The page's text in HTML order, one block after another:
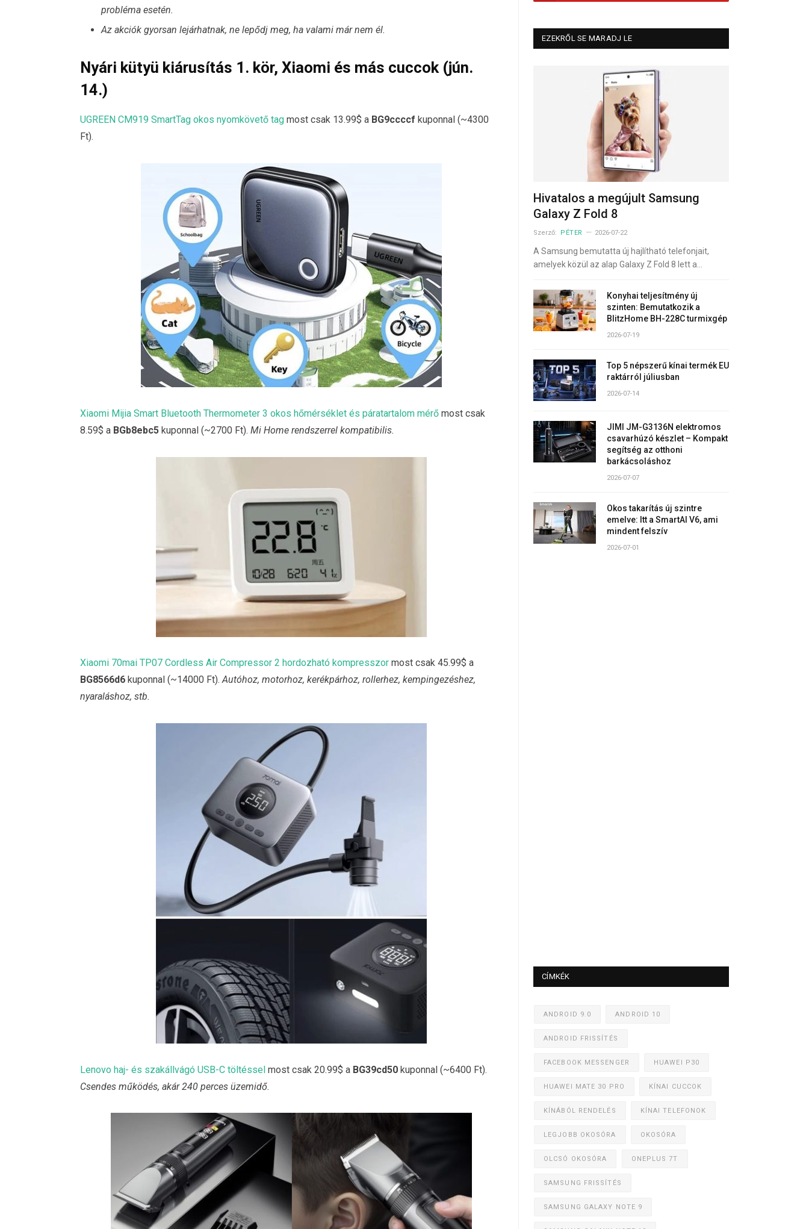
probléma esetén.
Az akciók gyorsan lejárhatnak, ne lepődj meg, ha valami már nem él.
Nyári kütyü kiárusítás 1. kör, Xiaomi és más cuccok (jún.
14.)
UGREEN CM919 SmartTag okos nyomkövető tag most csak 13.99$ a BG9ccccf kuponnal (~4300
Ft).
Xiaomi Mijia Smart Bluetooth Thermometer 3 okos hőmérséklet és páratartalom mérő most csak
8.59$ a BGb8ebc5 kuponnal (~2700 Ft). Mi Home rendszerrel kompatibilis.
Xiaomi 70mai TP07 Cordless Air Compressor 2 hordozható kompresszor most csak 45.99$ a
BG8566d6 kuponnal (~14000 Ft).Autóhoz, motorhoz, kerékpárhoz, rollerhez, kempingezéshez,
nyaraláshoz, stb.
Lenovo haj- és szakállvágó USB-C töltéssel most csak 20.99$ a BG39cd50 kuponnal (~6400 Ft).
Csendes működés, akár 240 perces üzemidő.
EZEKRŐL SE MARADJ LE
Hivatalos a megújult Samsung
Galaxy Z Fold 8
Szerző: PÉTER 2026-07-22
A Samsung bemutatta új hajlítható telefonjait,
amelyek közül az alap Galaxy Z Fold 8 lett a…
Konyhai teljesítmény új
szinten: Bemutatkozik a
BlitzHome BH-228C turmixgép
2026-07-19
Top 5 népszerű kínai termék EU
raktárról júliusban
2026-07-14
JIMI JM-G3136N elektromos
csavarhúzó készlet – Kompakt
segítség az otthoni
barkácsoláshoz
2026-07-07
Okos takarítás új szintre
emelve: Itt a SmartAI V6, ami
mindent felszív
2026-07-01
CÍMKÉK
ANDROID 9.0 ANDROID 10
ANDROID FRISSÍTÉS
FACEBOOK MESSENGER HUAWEI P30
HUAWEI MATE 30 PRO KÍNAI CUCCOK
KÍNÁBÓL RENDELÉS KÍNAI TELEFONOK
LEGJOBB OKOSÓRA OKOSÓRA
OLCSÓ OKOSÓRA ONEPLUS 7T
SAMSUNG FRISSÍTÉS
SAMSUNG GALAXY NOTE 9